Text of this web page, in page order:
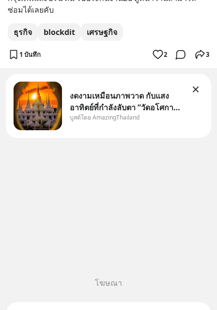
ซ่อมได้เลยคับ
ธุรกิจ blockdit เศรษฐกิจ
1 บันทึก 2 3
งดงามเหมือนภาพวาด กับแสง
อาทิตย์ที่กำลังลับตา ”วัดอโศกา
ราม” จ.สมุทรปราการ
บูสต์โดย AmazingThailand
โฆษณา